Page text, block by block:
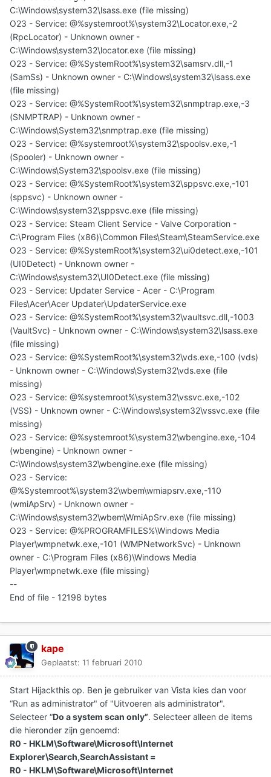
C:\Windows\system32\lsass.exe (file missing)
O23 - Service: @%systemroot%\system32\Locator.exe,-2
(RpcLocator) - Unknown owner -
C:\Windows\system32\locator.exe (file missing)
O23 - Service: @%SystemRoot%\system32\samsrv.dll,-1
(SamSs) - Unknown owner - C:\Windows\system32\lsass.exe
(file missing)
O23 - Service: @%SystemRoot%\system32\snmptrap.exe,-3
(SNMPTRAP) - Unknown owner -
C:\Windows\System32\snmptrap.exe (file missing)
O23 - Service: @%systemroot%\system32\spoolsv.exe,-1
(Spooler) - Unknown owner -
C:\Windows\System32\spoolsv.exe (file missing)
O23 - Service: @%SystemRoot%\system32\sppsvc.exe,-101
(sppsvc) - Unknown owner -
C:\Windows\system32\sppsvc.exe (file missing)
O23 - Service: Steam Client Service - Valve Corporation -
C:\Program Files (x86)\Common Files\Steam\SteamService.exe
O23 - Service: @%SystemRoot%\system32\ui0detect.exe,-101
(UI0Detect) - Unknown owner -
C:\Windows\system32\UI0Detect.exe (file missing)
O23 - Service: Updater Service - Acer - C:\Program
Files\Acer\Acer Updater\UpdaterService.exe
O23 - Service: @%SystemRoot%\system32\vaultsvc.dll,-1003
(VaultSvc) - Unknown owner - C:\Windows\system32\lsass.exe
(file missing)
O23 - Service: @%SystemRoot%\system32\vds.exe,-100 (vds)
- Unknown owner - C:\Windows\System32\vds.exe (file
missing)
O23 - Service: @%systemroot%\system32\vssvc.exe,-102
(VSS) - Unknown owner - C:\Windows\system32\vssvc.exe (file
missing)
O23 - Service: @%systemroot%\system32\wbengine.exe,-104
(wbengine) - Unknown owner -
C:\Windows\system32\wbengine.exe (file missing)
O23 - Service:
@%Systemroot%\system32\wbem\wmiapsrv.exe,-110
(wmiApSrv) - Unknown owner -
C:\Windows\system32\wbem\WmiApSrv.exe (file missing)
O23 - Service: @%PROGRAMFILES%\Windows Media
Player\wmpnetwk.exe,-101 (WMPNetworkSvc) - Unknown
owner - C:\Program Files (x86)\Windows Media
Player\wmpnetwk.exe (file missing)
--
End of file - 12198 bytes
kape
Geplaatst: 11 februari 2010
Start Hijackthis op. Ben je gebruiker van Vista kies dan voor
“Run as administrator" of "Uitvoeren als administrator".
Selecteer “Do a system scan only”. Selecteer alleen de items
die hieronder zijn genoemd:
R0 - HKLM\Software\Microsoft\Internet
Explorer\Search,SearchAssistant =
R0 - HKLM\Software\Microsoft\Internet